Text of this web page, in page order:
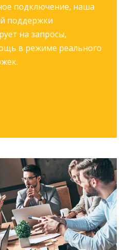
подключение, наша
поддержки
на запросы,
в режиме реального